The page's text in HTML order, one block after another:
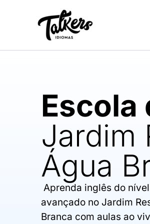
conteúdo
Escola
Jardim
Água
Aprenda inglês do
avançado no Jardim
Branca com aulas ao